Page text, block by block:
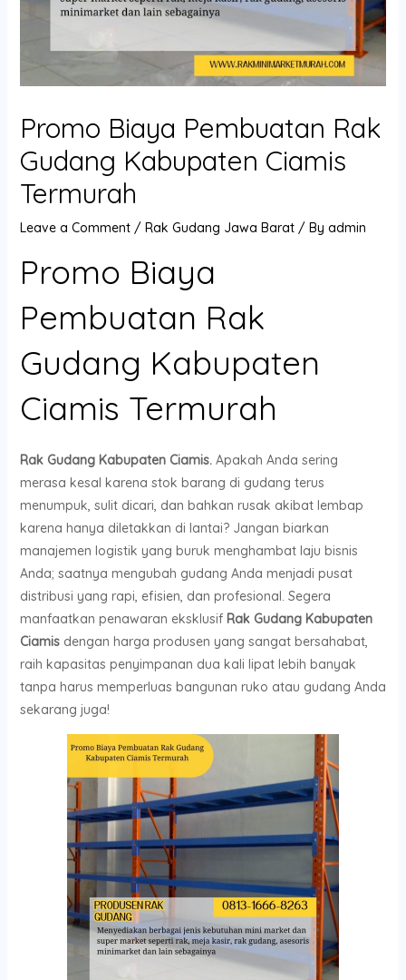
Promo Biaya Pembuatan Rak
Gudang Kabupaten Ciamis
Termurah
Leave a Comment / Rak Gudang Jawa Barat/ By admin
Promo Biaya
Pembuatan Rak
Gudang Kabupaten
Ciamis Termurah
Rak Gudang Kabupaten Ciamis. Apakah Anda sering
merasa kesal karena stok barang di gudang terus
menumpuk, sulit dicari, dan bahkan rusak akibat lembap
karena hanya diletakkan di lantai? Jangan biarkan
manajemen logistik yang buruk menghambat laju bisnis
Anda; saatnya mengubah gudang Anda menjadi pusat
distribusi yang rapi, efisien, dan profesional. Segera
manfaatkan penawaran eksklusif Rak Gudang Kabupaten
Ciamisdengan harga produsen yang sangat bersahabat,
raih kapasitas penyimpanan dua kali lipat lebih banyak
tanpa harus memperluas bangunan ruko atau gudang Anda
sekarang juga!